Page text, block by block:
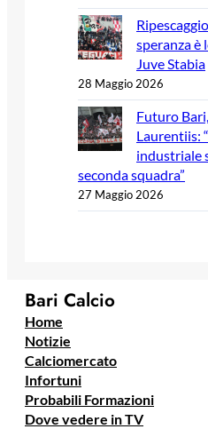
speranza è
Juve Stabia
28 Maggio 2026
Futuro
Laurentiis:
industriale
seconda squadra”
27 Maggio 2026
Bari Calcio
Home
Notizie
Calciomercato
Infortuni
Probabili Formazioni
Dove vedere in TV